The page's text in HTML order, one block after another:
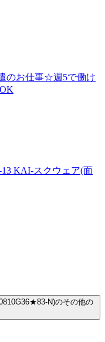
のお仕事☆週5で働け
KAI-スクウェア(面
N)のその他の